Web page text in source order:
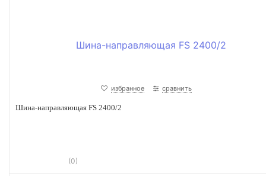
избранное сравнить
Шина-направляющая FS 2400/2
(0)